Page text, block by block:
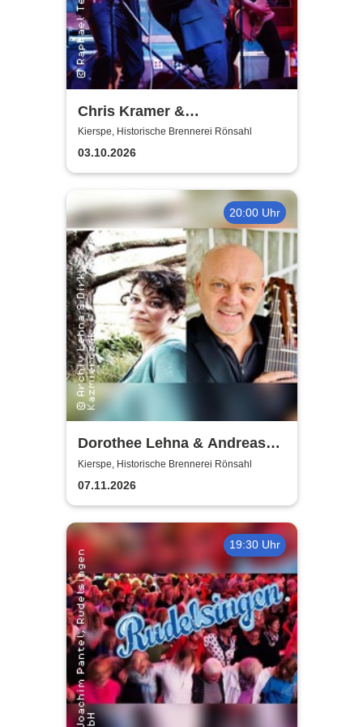
Chris Kramer &
Beatbox'n'Blues
Kierspe, Historische Brennerei Rönsahl
03.10.2026
20:00 Uhr
Dorothee Lehna & Andreas
Koch
Kierspe, Historische Brennerei Rönsahl
07.11.2026
19:30 Uhr